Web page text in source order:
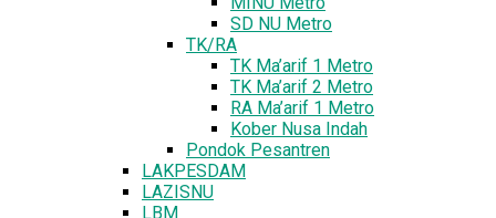
SD NU Metro
TK/RA
TK Ma’arif 1 Metro
TK Ma’arif 2 Metro
RA Ma’arif 1 Metro
Kober Nusa Indah
Pondok Pesantren
LAKPESDAM
LAZISNU
LBM